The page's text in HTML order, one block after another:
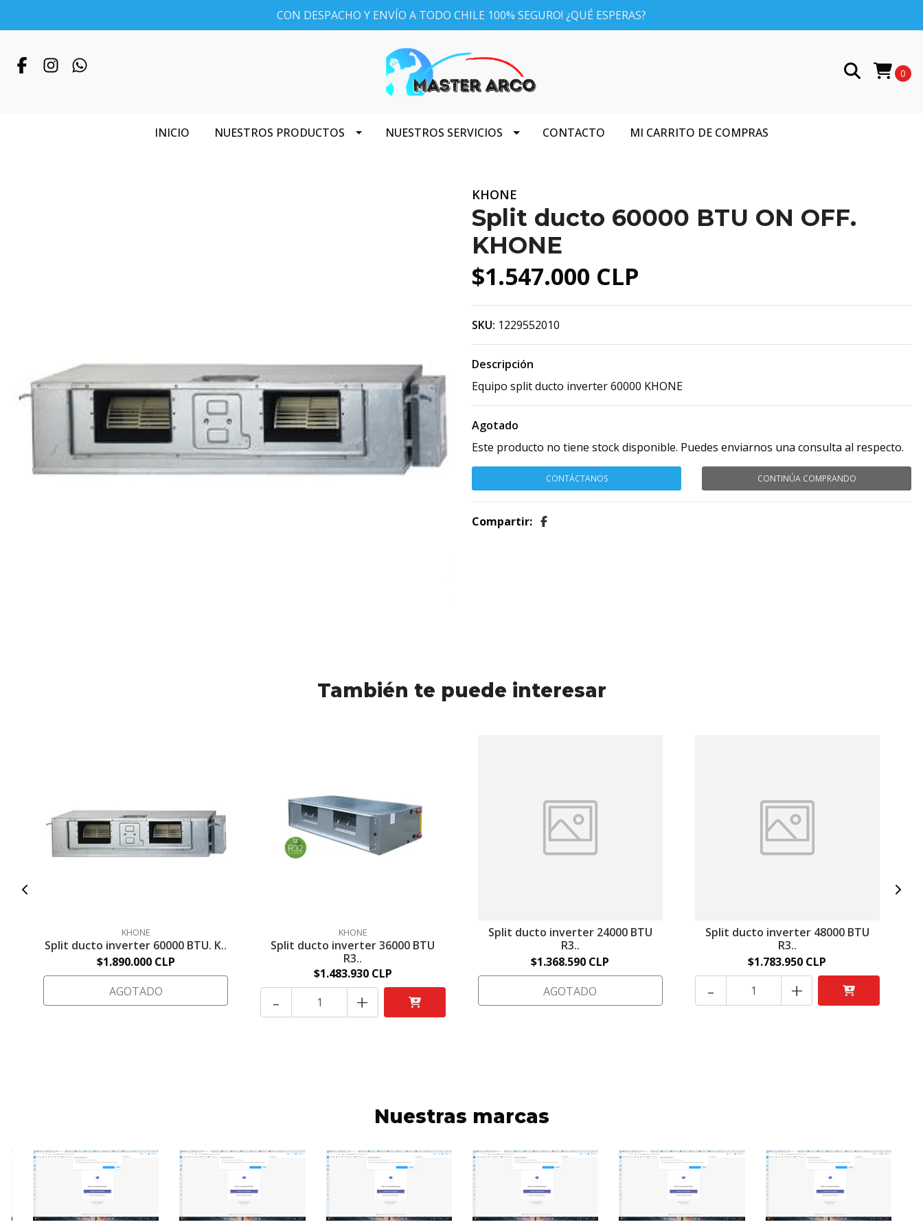
CON DESPACHO Y ENVÍO A TODO CHILE 100% SEGURO! ¿QUÉ ESPERAS?
0
INICIO NUESTROS PRODUCTOS NUESTROS SERVICIOS CONTACTO MI CARRITO DE COMPRAS
KHONE
Split ducto 60000 BTU ON OFF.
KHONE
$1.547.000 CLP
SKU: 1229552010
Descripción
Equipo split ducto inverter 60000 KHONE
Agotado
Este producto no tiene stock disponible. Puedes enviarnos una consulta al respecto.
CONTÁCTANOS CONTINÚA COMPRANDO
Compartir:
También te puede interesar
KHONE
Split ducto inverter 60000 BTU. K..
$1.890.000 CLP
AGOTADO
KHONE
Split ducto inverter 36000 BTU
R3..
$1.483.930 CLP
- +
Split ducto inverter 24000 BTU
R3..
$1.368.590 CLP
AGOTADO
Split ducto inverter 48000 BTU
R3..
$1.783.950 CLP
- +
Nuestras marcas